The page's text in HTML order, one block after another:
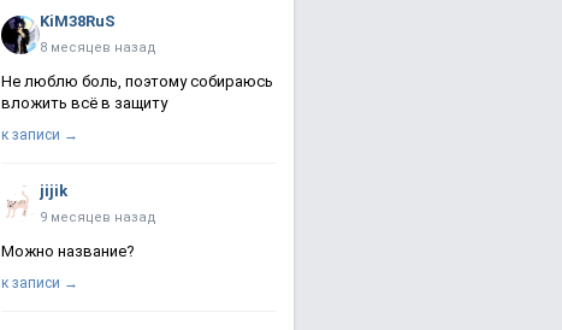
KiM38RuS
8 месяцев назад
Не люблю боль, поэтому собираюсь
вложить всё в защиту
к записи →
jijik
9 месяцев назад
Можно название?
к записи →